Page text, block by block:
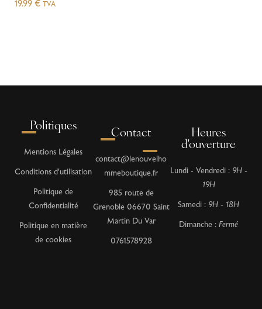
19.99 € TVA
Politiques
Mentions Légales
Conditions d'utilisation
Politique de
Confidentialité
Politique en matière
de cookies
Contact
contact@lenouvelho
mmeboutique.fr
985 route de
Grenoble 06670 Saint
Martin Du Var
0761578928
Heures
d'ouverture
Lundi - Vendredi : 9H -
19H
Samedi : 9H - 18H
Dimanche :Fermé